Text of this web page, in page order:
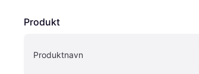
Produkt
Produktnavn